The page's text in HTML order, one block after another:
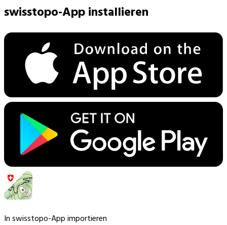
swisstopo-App installieren
In swisstopo-App importieren